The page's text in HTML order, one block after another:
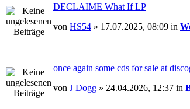
DECLAIME What If LP
von HS54 » 17.07.2025, 08:09 in
once again some cds for sale at
von J Dogg » 24.04.2026, 12:37 in